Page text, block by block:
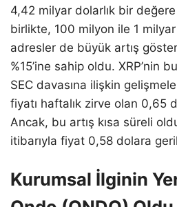
4,42 milyar dolarlık bir
birlikte, 100 milyon ile 1
adresler de büyük artış
%15’ine sahip oldu. XRP’nin
SEC davasına ilişkin
fiyatı haftalık zirve olan 0,65
Ancak, bu artış kısa süreli
itibarıyla fiyat 0,58 dolara
Kurumsal İlginin